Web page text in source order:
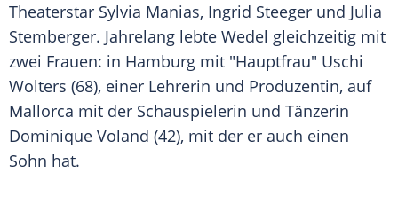
Theaterstar Sylvia Manias, Ingrid Steeger und Julia
Stemberger. Jahrelang lebte Wedel gleichzeitig mit
zwei Frauen: in Hamburg mit "Hauptfrau" Uschi
Wolters (68), einer Lehrerin und Produzentin, auf
Mallorca mit der Schauspielerin und Tänzerin
Dominique Voland (42), mit der er auch einen
Sohn hat.